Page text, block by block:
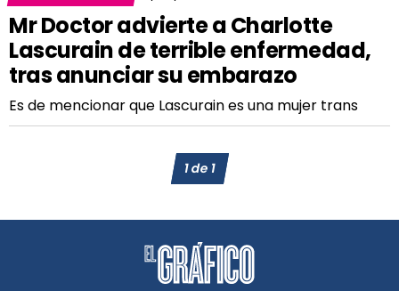
Mr Doctor advierte a Charlotte
Lascurain de terrible enfermedad,
tras anunciar su embarazo
Es de mencionar que Lascurain es una mujer trans
1de1